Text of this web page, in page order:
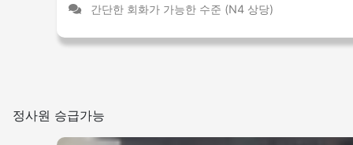
간단한 회화가 가능한 수준 (N4 상당)
정사원 승급가능